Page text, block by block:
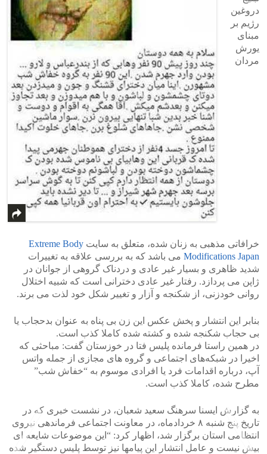
دروغین
رژیم بر
مبنای
یورش
مردان
خرافاتی مذهبی به زنان شده، متعلق به سایت Extreme Body
Modifications Japan می باشد که به بررسی علاقه به تغییرات
شدید ظاهری و بسیار غیر عادی و دردناک گروهی از جوانان در
ژاپن می پردازد. رفتار غیر عادی دخترانی است که شبیه اختلال
روانی خودزنی، از شکنجه و آزار و تغییر شکل خود لذت می برند.
بنابر این انتشار و پخش عکس این زن بی پناه به عنوان بدحجاب یا
بی حجاب شکنجه شده و کشته شده کاملا کذب است.
در همین راستا فرمانده پلیس فتا در خوزستان گفت: مباحثی که
اخیرا در شبکه‌های اجتماعی و گروه های مجازی از جمله واتس
آپ، درباره اقدامات فرد یا افرادی موسوم به “خفاش شب”
مطرح شده، کاملا کذب است.
به گزارش ایسنا سرهنگ سعید شعبان، در نشست خبری که در
تاریخ پنج شنبه ۸ خردادماه، در معاونت اجتماعی فرماندهی نیروی
انتظامی استان برگزار شد، اظهار کرد: “این موضوعات شایعه ای
بیش نیست و عامل انتشار این پیامها نیز توسط پلیس دستگیر شده